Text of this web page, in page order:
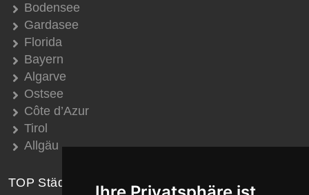
Bodensee
Gardasee
Florida
Bayern
Algarve
Ostsee
Côte d’Azur
Tirol
Allgäu
TOP Städte